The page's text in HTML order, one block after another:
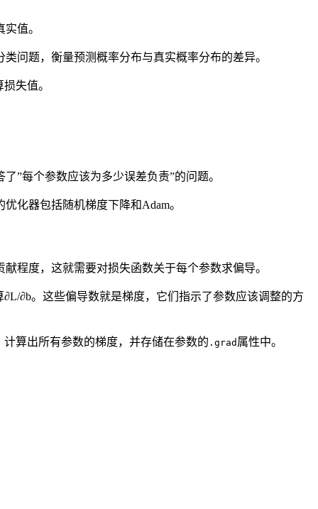
值。
问题，衡量预测概率分布与真实概率分布的差异。
失值。
”每个参数应该为多少误差负责”的问题。
化器包括随机梯度下降和Adam。
程度，这就需要对损失函数关于每个参数求偏导。
∂b。这些偏导数就是梯度，它们指示了参数应该调整的方
算出所有参数的梯度，并存储在参数的 .grad 属性中。